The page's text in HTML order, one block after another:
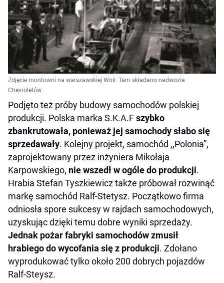
Zdjęcie montowni na warszawskiej Woli. Tam składano nadwozia
Chevroletów
Podjęto też próby budowy samochodów polskiej
produkcji. Polska marka S.K.A.Fszybko
zbankrutowała, ponieważ jej samochody słabo się
sprzedawały. Kolejny projekt, samochód ,,Polonia”,
zaprojektowany przez inżyniera Mikołaja
Karpowskiego, nie wszedł w ogóle do produkcji.
Hrabia Stefan Tyszkiewicz także próbował rozwinąć
markę samochód Ralf-Stetysz. Początkowo firma
odniosła spore sukcesy w rajdach samochodowych,
uzyskując dzięki temu dobre wyniki sprzedaży.
Jednak pożar fabryki samochodów zmusił
hrabiego do wycofania się z produkcji. Zdołano
wyprodukować tylko około 200 dobrych pojazdów
Ralf-Steysz.